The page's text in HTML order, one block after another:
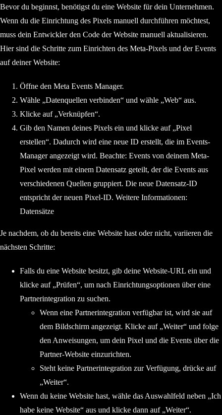
Bevor du beginnst, benötigst du eine Website für dein Unternehmen.
Wenn du die Einrichtung des Pixels manuell durchführen möchtest,
muss dein Entwickler den Code der Website manuell aktualisieren.
Hier sind die Schritte zum Einrichten des Meta-Pixels und der Events
auf deiner Website:
Öffne den Meta Events Manager.
Wähle „Datenquellen verbinden“ und wähle „Web“ aus.
Klicke auf „Verknüpfen“.
Gib den Namen deines Pixels ein und klicke auf „Pixel
erstellen“. Dadurch wird eine neue ID erstellt, die im Events-
Manager angezeigt wird. Beachte: Events von deinem Meta-
Pixel werden mit einem Datensatz geteilt, der die Events aus
verschiedenen Quellen gruppiert. Die neue Datensatz-ID
entspricht der neuen Pixel-ID. Weitere Informationen:
Datensätze
Je nachdem, ob du bereits eine Website hast oder nicht, variieren die
nächsten Schritte:
Falls du eine Website besitzt, gib deine Website-URL ein und
klicke auf „Prüfen“, um nach Einrichtungsoptionen über eine
Partnerintegration zu suchen.
Wenn eine Partnerintegration verfügbar ist, wird sie auf
dem Bildschirm angezeigt. Klicke auf „Weiter“ und folge
den Anweisungen, um dein Pixel und die Events über die
Partner-Website einzurichten.
Steht keine Partnerintegration zur Verfügung, drücke auf
„Weiter“.
Wenn du keine Website hast, wähle das Auswahlfeld neben „Ich
habe keine Website“ aus und klicke dann auf „Weiter“.